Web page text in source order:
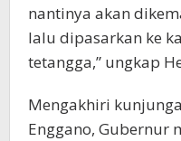
nantinya akan
lalu dipasarkan ke
tetangga,” ungkap
Mengakhiri
Enggano, Gubernur